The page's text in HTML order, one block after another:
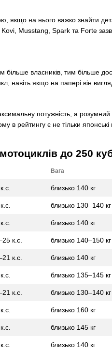
якщо на нього важко знайти
Musstang, Spark та Forte
більше власників, тим більше
навіть якщо на папері він
потужність, а
в рейтингу є не тільки японські
до 250
Вага
близько 140 кг
близько 130–140 кг
близько 140 кг
к.с. близько 140–150 кг
к.с. близько 140 кг
близько 135–145 кг
к.с. близько 130–140 кг
близько 160 кг
близько 145 кг
близько 140 кг